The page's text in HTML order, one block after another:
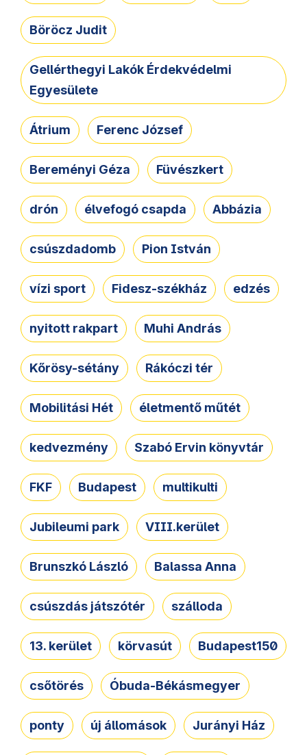
Böröcz Judit
Gellérthegyi Lakók Érdekvédelmi
Egyesülete
Átrium Ferenc József
Bereményi Géza Füvészkert
drón élvefogó csapda Abbázia
csúszdadomb Pion István
vízi sport Fidesz-székház edzés
nyitott rakpart Muhi András
Kőrösy-sétány Rákóczi tér
Mobilitási Hét életmentő műtét
kedvezmény Szabó Ervin könyvtár
FKF Budapest multikulti
Jubileumi park VIII.kerület
Brunszkó László Balassa Anna
csúszdás játszótér szálloda
13. kerület körvasút Budapest150
csőtörés Óbuda-Békásmegyer
ponty új állomások Jurányi Ház